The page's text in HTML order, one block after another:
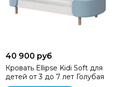
40 900 руб
Кровать Ellipse Kidi Soft для
детей от 3 до 7 лет Голубая